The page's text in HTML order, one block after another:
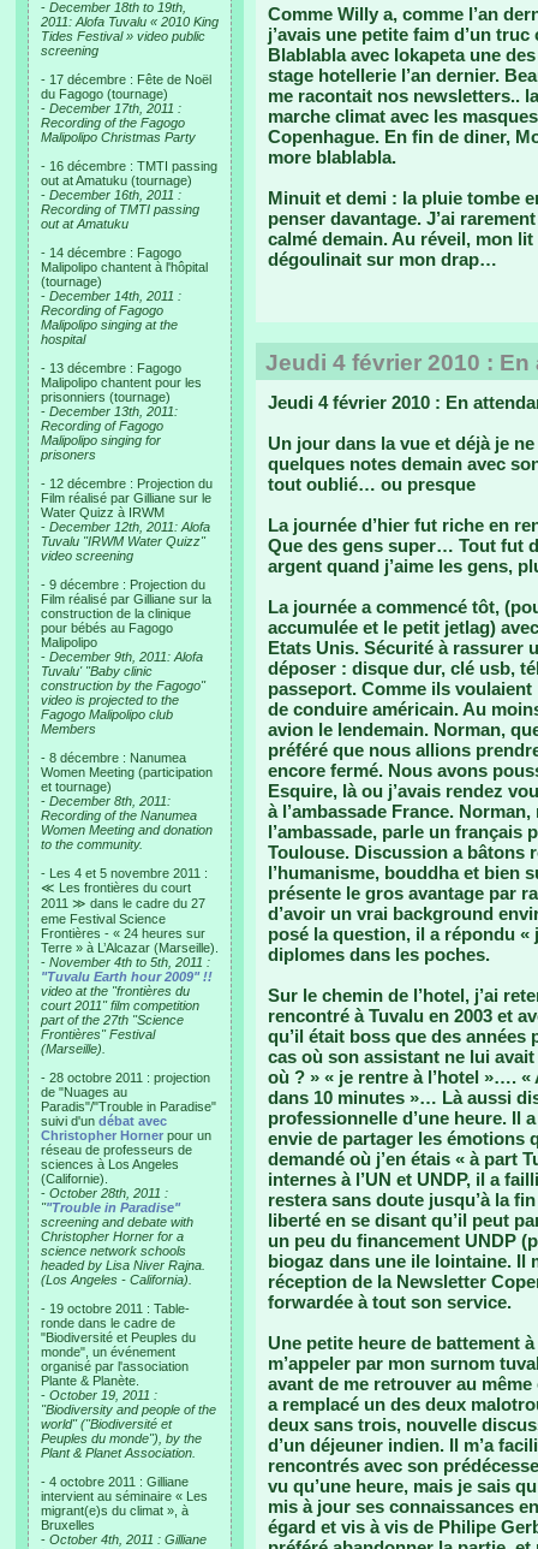
- December 18th to 19th,
2011: Alofa Tuvalu « 2010 King
Tides Festival » video public
screening
- 17 décembre : Fête de Noël
du Fagogo (tournage)
- December 17th, 2011 :
Recording of the Fagogo
Malipolipo Christmas Party
- 16 décembre : TMTI passing
out at Amatuku (tournage)
- December 16th, 2011 :
Recording of TMTI passing
out at Amatuku
- 14 décembre : Fagogo
Malipolipo chantent à l'hôpital
(tournage)
- December 14th, 2011 :
Recording of Fagogo
Malipolipo singing at the
hospital
- 13 décembre : Fagogo
Malipolipo chantent pour les
prisonniers (tournage)
- December 13th, 2011:
Recording of Fagogo
Malipolipo singing for
prisoners
- 12 décembre : Projection du
Film réalisé par Gilliane sur le
Water Quizz à IRWM
- December 12th, 2011: Alofa
Tuvalu "IRWM Water Quizz"
video screening
- 9 décembre : Projection du
Film réalisé par Gilliane sur la
construction de la clinique
pour bébés au Fagogo
Malipolipo
- December 9th, 2011: Alofa
Tuvalu' "Baby clinic
construction by the Fagogo"
video is projected to the
Fagogo Malipolipo club
Members
- 8 décembre : Nanumea
Women Meeting (participation
et tournage)
- December 8th, 2011:
Recording of the Nanumea
Women Meeting and donation
to the community.
- Les 4 et 5 novembre 2011 :
≪ Les frontières du court
2011 ≫ dans le cadre du 27
eme Festival Science
Frontières - « 24 heures sur
Terre » à L’Alcazar (Marseille).
- November 4th to 5th, 2011 :
"Tuvalu Earth hour 2009" !!
video at the "frontières du
court 2011" film competition
part of the 27th "Science
Frontières" Festival
(Marseille).
- 28 octobre 2011 : projection
de "Nuages au
Paradis"/"Trouble in Paradise"
suivi d'un débat avec
Christopher Horner pour un
réseau de professeurs de
sciences à Los Angeles
(Californie).
- October 28th, 2011 :
""Trouble in Paradise"
screening and debate with
Christopher Horner for a
science network schools
headed by Lisa Niver Rajna.
(Los Angeles - California).
- 19 octobre 2011 : Table-
ronde dans le cadre de
"Biodiversité et Peuples du
monde", un événement
organisé par l'association
Plante & Planète.
- October 19, 2011 :
"Biodiversity and people of the
world" ("Biodiversité et
Peuples du monde"), by the
Plant & Planet Association.
- 4 octobre 2011 : Gilliane
intervient au séminaire « Les
migrant(e)s du climat », à
Bruxelles
- October 4th, 2011 : Gilliane
Comme Willy a, comme l’an
j’avais une petite faim d’un
Blablabla avec Iokapeta une
stage hotellerie l’an dernier.
me racontait nos newsletters..
marche climat avec les
Copenhague. En fin de diner,
more blablabla.
Minuit et demi : la pluie tombe
penser davantage. J’ai
calmé demain. Au réveil, mon
dégoulinait sur mon drap…
Jeudi 4 février 2010 :
Jeudi 4 février 2010 : En
Un jour dans la vue et déjà je
quelques notes demain avec
tout oublié… ou presque
La journée d’hier fut riche en
Que des gens super… Tout fut
argent quand j’aime les gens,
La journée a commencé tôt,
accumulée et le petit jetlag)
Etats Unis. Sécurité à rassurer
déposer : disque dur, clé usb,
passeport. Comme ils voulaient
de conduire américain. Au
avion le lendemain. Norman,
préféré que nous allions
encore fermé. Nous avons
Esquire, là ou j’avais rendez
à l’ambassade France.
l’ambassade, parle un français
Toulouse. Discussion a bâtons
l’humanisme, bouddha et bien
présente le gros avantage par
d’avoir un vrai background
posé la question, il a répondu «
diplomes dans les poches.
Sur le chemin de l’hotel, j’ai
rencontré à Tuvalu en 2003 et
qu’il était boss que des
cas où son assistant ne lui avait
où ? » « je rentre à l’hotel »….
dans 10 minutes »… Là aussi
professionnelle d’une heure. Il
envie de partager les émotions
demandé où j’en étais « à part
internes à l’UN et UNDP, il a
restera sans doute jusqu’à la
liberté en se disant qu’il peut
un peu du financement UNDP
biogaz dans une ile lointaine. Il
réception de la Newsletter
forwardée à tout son service.
Une petite heure de battement
m’appeler par mon surnom
avant de me retrouver au
a remplacé un des deux
deux sans trois, nouvelle
d’un déjeuner indien. Il m’a
rencontrés avec son
vu qu’une heure, mais je sais
mis à jour ses connaissances
égard et vis à vis de Philipe